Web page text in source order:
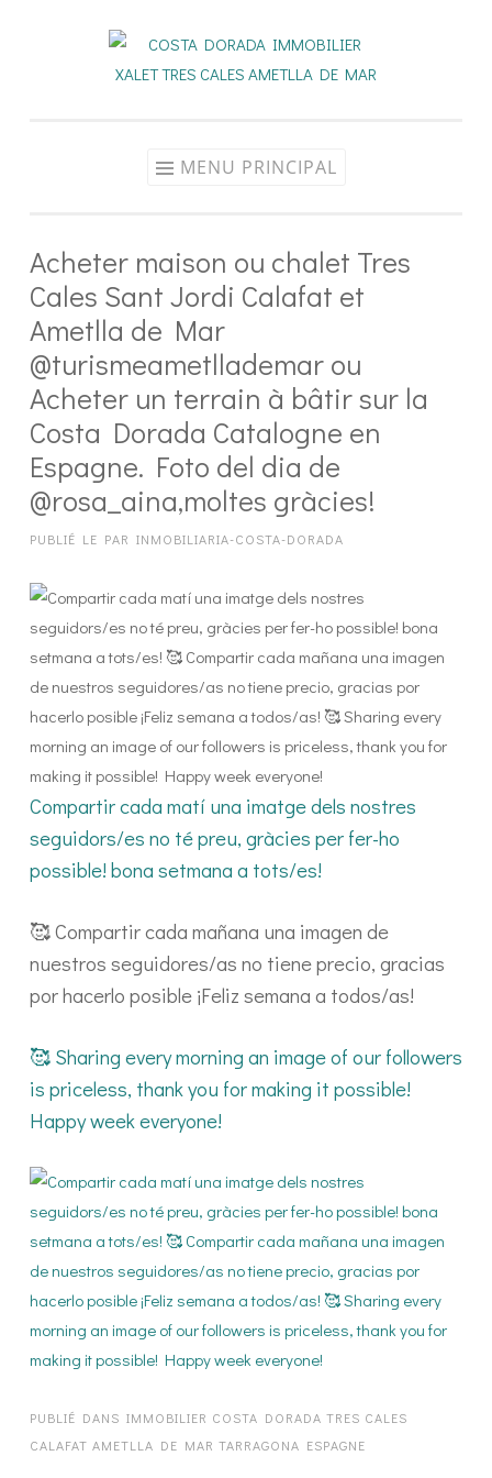
MENU PRINCIPAL
Acheter maison ou chalet Tres
Cales Sant Jordi Calafat et
Ametlla de Mar
@turismeametllademar ou
Acheter un terrain à bâtir sur la
Costa Dorada Catalogne en
Espagne. Foto del dia de
@rosa_aina,moltes gràcies!
PUBLIÉ LE PAR INMOBILIARIA-COSTA-DORADA
Compartir cada matí una imatge dels nostres
seguidors/es no té preu, gràcies per fer-ho
possible! bona setmana a tots/es!
🥰 Compartir cada mañana una imagen de
nuestros seguidores/as no tiene precio, gracias
por hacerlo posible ¡Feliz semana a todos/as!
🥰 Sharing every morning an image of our followers
is priceless, thank you for making it possible!
Happy week everyone!
PUBLIÉ DANS IMMOBILIER COSTA DORADA TRES CALES
CALAFAT AMETLLA DE MAR TARRAGONA ESPAGNE